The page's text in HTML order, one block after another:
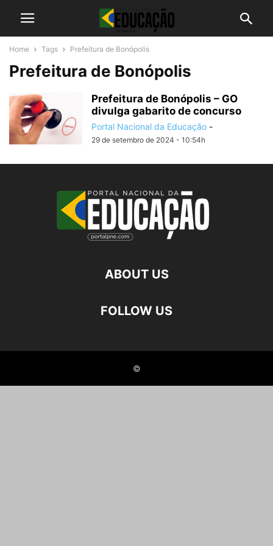
Home Tags Prefeitura de Bonópolis
Prefeitura de Bonópolis
Prefeitura de Bonópolis – GO
divulga gabarito de concurso
Portal Nacional da Educação -
29 de setembro de 2024 - 10:54h
ABOUT US
FOLLOW US
©